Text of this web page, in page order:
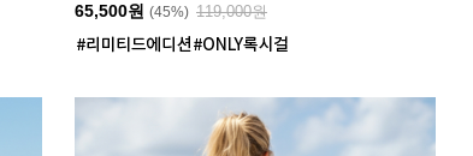
65,500원 (45%) 119,000원